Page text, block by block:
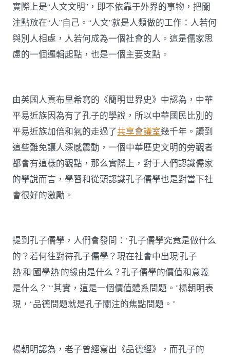
實際上是“人文文明”，即不依靠于外界的事物，把關
注點放在“人”自己。“人文”就是人類做的工作：人若何
與別人相處，人若何成為一個社會的人。這是儒家思
慮的一個邏輯起點，也是一個主要支點。
由英國人貢布里希寫的《簡明世界史》中認為，中華
平易近族因為有了孔子的學說，所以中華國民比別的
平易近族加倍和氣的走過了共享會議室幾千年。讀到
這些難免讓人深感震動，一個中華歷史文明的旁觀者
都會有這樣的觀點，那么實際上，對于人們認識儒家
的學說而言，學習和從頭認識孔子儒學也是對當下社
會很好的激勵。
提到孔子儒學，人們會發問：“孔子儒學究竟是做什么
的？若何往對待孔子儒學？現在社會中出現‘孔子
熱’和‘國學熱’的緣由是什么？孔子儒學的價值和意義
是什么？”“其實，這是一個價值體系問題。”楊朝明表
現，“品德問題就是孔子關注的焦點問題。”
楊朝明認為，老子曾經寫出《品德經》，而孔子的